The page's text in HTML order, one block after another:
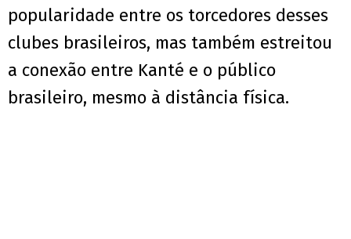
popularidade entre os torcedores desses
clubes brasileiros, mas também estreitou
a conexão entre Kanté e o público
brasileiro, mesmo à distância física.